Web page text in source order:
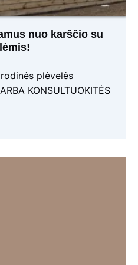
nuo karščio su
plėvelės
KONSULTUOKITĖS